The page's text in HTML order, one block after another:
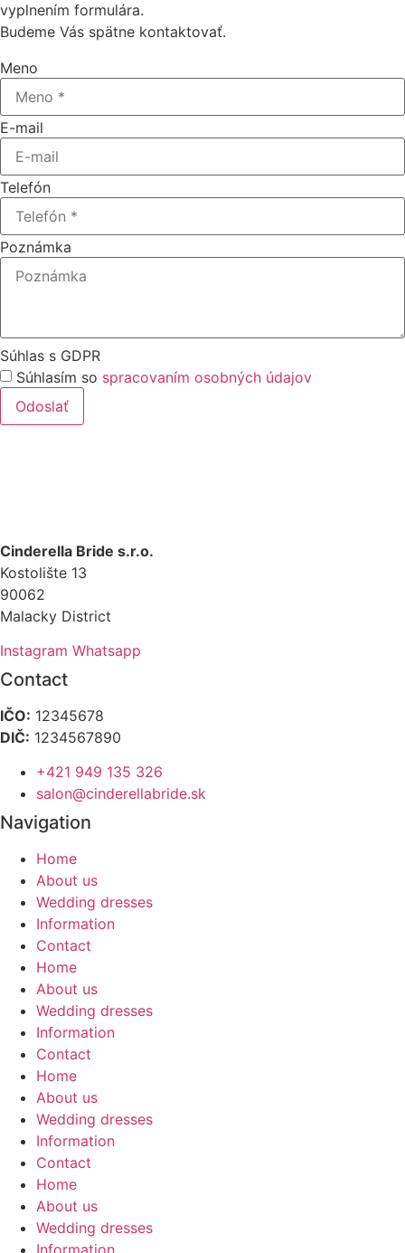
vyplnením formulára.
Budeme Vás spätne kontaktovať.
Meno
E-mail
Telefón
Poznámka
Súhlas s GDPR
Súhlasím so spracovaním osobných údajov
Odoslať
Cinderella Bride s.r.o.
Kostolište 13
90062
Malacky District
Instagram Whatsapp
Contact
IČO: 12345678
DIČ: 1234567890
+421 949 135 326
salon@cinderellabride.sk
Navigation
Home
About us
Wedding dresses
Information
Contact
Home
About us
Wedding dresses
Information
Contact
Home
About us
Wedding dresses
Information
Contact
Home
About us
Wedding dresses